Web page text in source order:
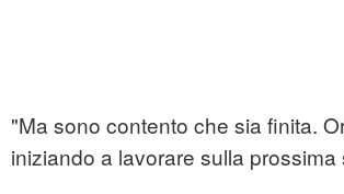
"Ma sono contento che sia finita.
iniziando a lavorare sulla prossima